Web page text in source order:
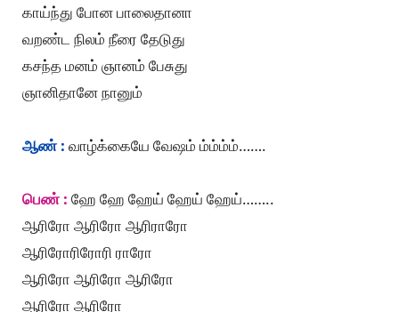
காய்ந்து போன பாலைதானா
வறண்ட நிலம் நீரை தேடுது
கசந்த மனம் ஞானம் பேசுது
ஞானிதானே நானும்
ஆண் : வாழ்க்கையே வேஷம் ம்ம்ம்ம்…….
பெண் : ஹே ஹே ஹேய் ஹேய் ஹேய்……..
ஆரிரோ ஆரிரோ ஆரிராரோ
ஆரிரோரிரோரி ராரோ
ஆரிரோ ஆரிரோ ஆரிரோ
ஆரிரோ ஆரிரோ